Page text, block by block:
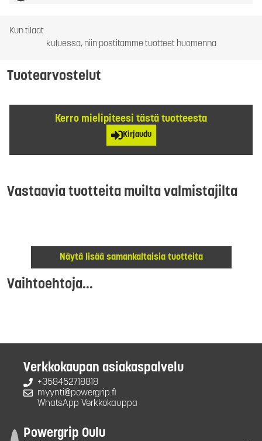
Kun tilaat
kuluessa, niin postitamme tuotteet huomenna
Tuotearvostelut
Kerro mielipiteesi tästä tuotteesta
Kirjaudu
Vastaavia tuotteita muilta valmistajilta
Näytä lisää samankaltaisia tuotteita
Vaihtoehtoja...
Verkkokaupan asiakaspalvelu
+358452718818
myynti@powergrip.fi
WhatsApp Verkkokauppa
Powergrip Oulu